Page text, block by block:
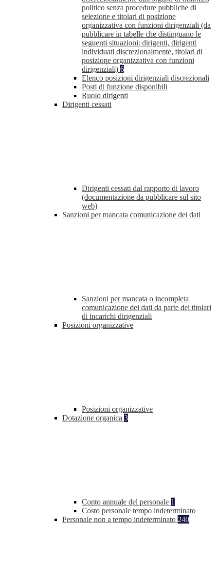
politico senza procedure pubbliche di
selezione e titolari di posizione
organizzativa con funzioni dirigenziali (da
pubblicare in tabelle che distinguano le
seguenti situazioni: dirigenti, dirigenti
individuati discrezionalmente, titolari di
posizione organizzativa con funzioni
dirigenziali) 6
Elenco posizioni dirigenziali discrezionali
Posti di funzione disponibili
Ruolo dirigenti
Dirigenti cessati
Dirigenti cessati dal rapporto di lavoro
(documentazione da pubblicare sul sito
web)
Sanzioni per mancata comunicazione dei dati
Sanzioni per mancata o incompleta
comunicazione dei dati da parte dei titolari
di incarichi dirigenziali
Posizioni organizzative
Posizioni organizzative
Dotazione organica 3
Conto annuale del personale 1
Costo personale tempo indeterminato
Personale non a tempo indeterminato 240